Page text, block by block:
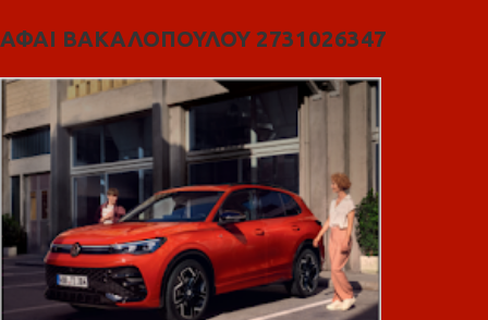
ΑΦΑΙ ΒΑΚΑΛΟΠΟΥΛΟΥ 2731026347